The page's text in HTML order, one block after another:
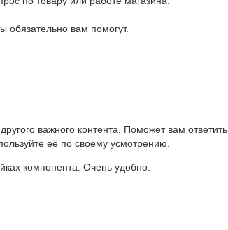
вам помогут.
важного контента. Поможет вам ответить
её по своему усмотрению.
компонента. Очень удобно.